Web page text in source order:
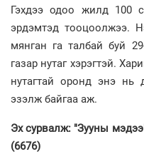
Гэхдээ одоо жилд 100
эрдэмтэд тооцоолжээ.
мянган га талбай буй
газар нутаг хэрэгтэй.
нутагтай оронд энэ нь
эзэлж байгаа аж.
Эх сурвалж: "Зууны
(6676)